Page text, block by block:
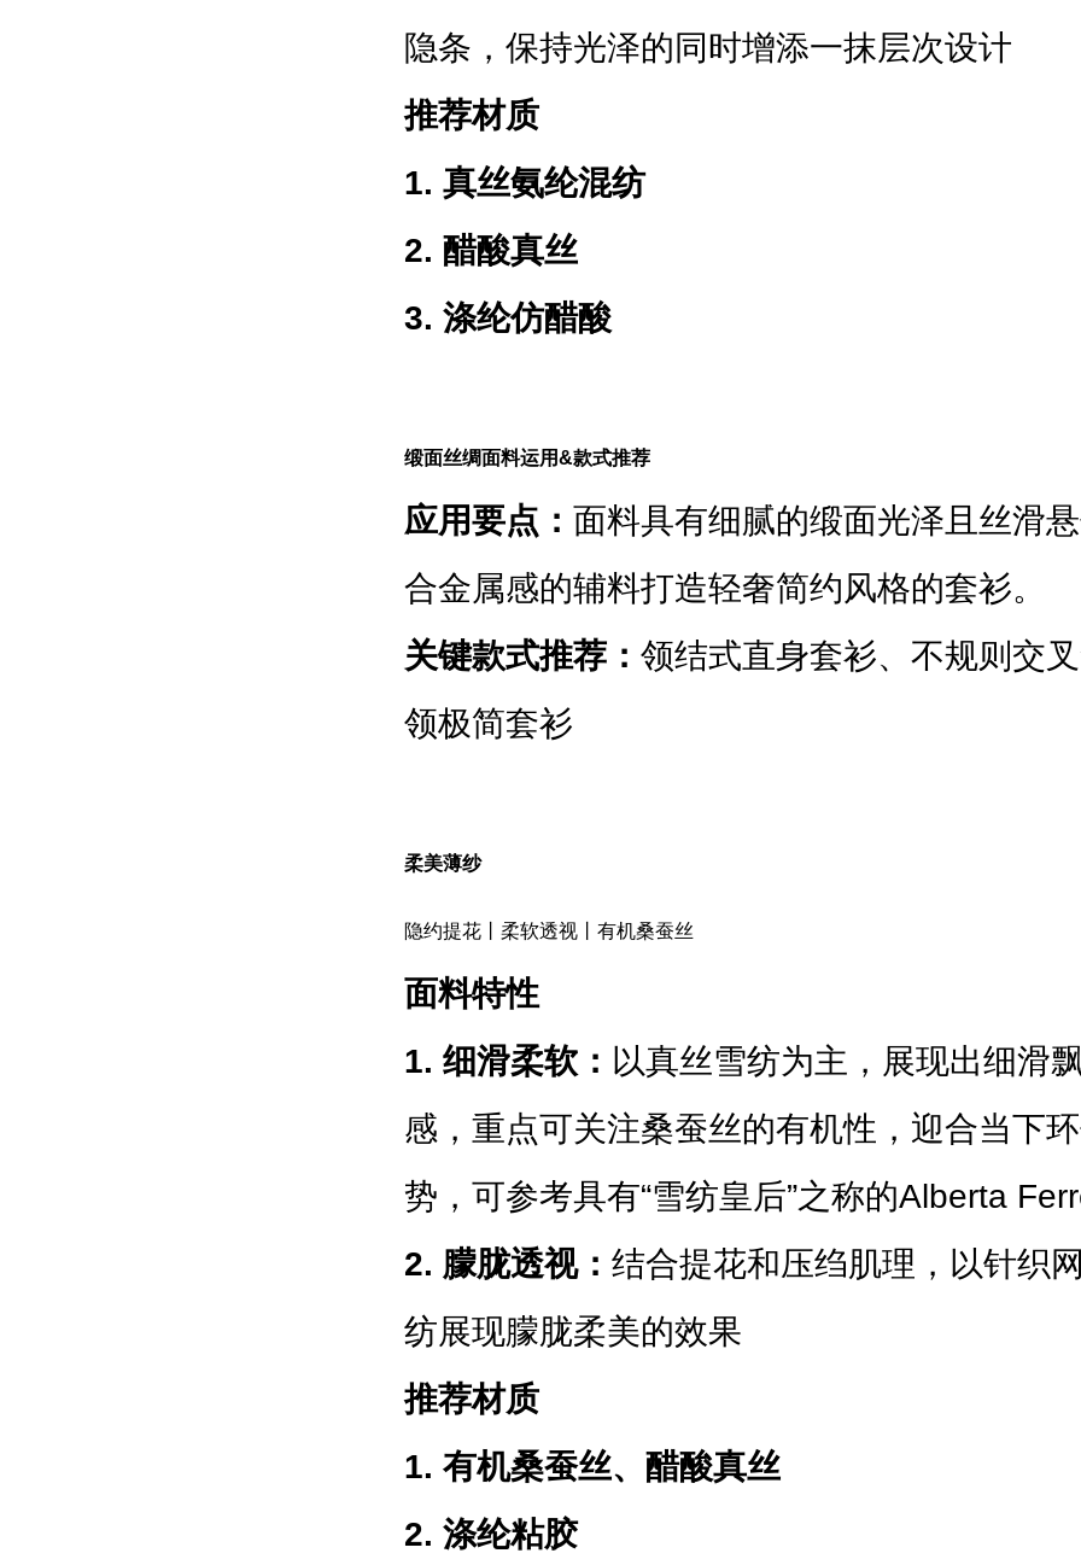
隐条， 保持光泽的同时增添一抹层次设计
推荐材质
1. 真丝氨纶混纺
2. 醋酸真丝
3. 涤纶仿醋酸
缎面丝绸面料运用&款式推荐
应用要点： 面料具有细腻的缎面光泽且丝滑
合金属感的辅料打造轻奢简约风格的套衫。
关键款式推荐： 领结式直身套衫、不规则交
领极简套衫
柔美薄纱
隐约提花丨柔软透视丨有机桑蚕丝
面料特性
1. 细滑柔软： 以真丝雪纺为主，展现出细滑
感，重点可关注桑蚕丝的有机性，迎合当下
势，可参考具有“雪纺皇后”之称的Alberta
2. 朦胧透视： 结合提花和压绉肌理，以针织
纺展现朦胧柔美的效果
推荐材质
1. 有机桑蚕丝、醋酸真丝
2. 涤纶粘胶